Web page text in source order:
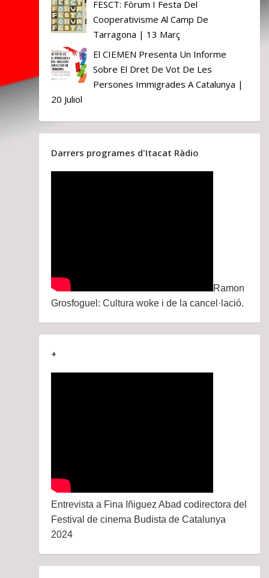
FESCT: Fòrum I Festa Del
Cooperativisme Al Camp De
Tarragona | 13 Març
El CIEMEN Presenta Un Informe
Sobre El Dret De Vot De Les
Persones Immigrades A Catalunya |
20 Juliol
Darrers programes d'Itacat Ràdio
Ramon
Grosfoguel: Cultura woke i de la cancel·lació.
+
Entrevista a Fina Iñiguez Abad codirectora del
Festival de cinema Budista de Catalunya
2024